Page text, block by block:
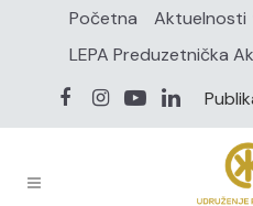
Početna Aktuelnosti
LEPA Preduzetnička